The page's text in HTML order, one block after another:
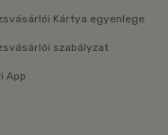
Kártya egyenlege
szabályzat
App